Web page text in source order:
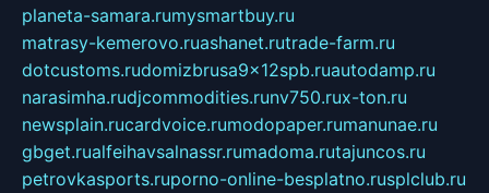
planeta-samara.rumysmartbuy.ru
matrasy-kemerovo.ruashanet.rutrade-farm.ru
dotcustoms.rudomizbrusa9x12spb.ruautodamp.ru
narasimha.rudjcommodities.runv750.rux-ton.ru
newsplain.rucardvoice.rumodopaper.rumanunae.ru
gbget.rualfeihavsalnassr.rumadoma.rutajuncos.ru
petrovkasports.ruporno-online-besplatno.rusplclub.ru